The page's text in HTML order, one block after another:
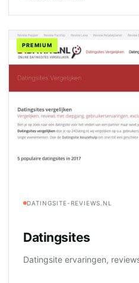
PREMIUM
DATINGSITE-REVIEWS.NL
Datingsites
Datingsite ervaringen,